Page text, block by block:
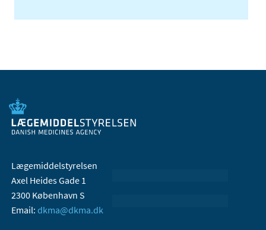
Lægemiddelstyrelsen
Axel Heides Gade 1
2300 København S
Email: dkma@dkma.dk